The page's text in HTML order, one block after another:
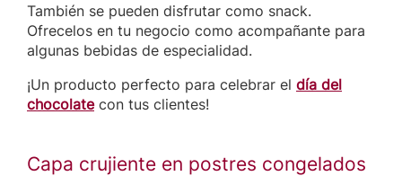
También se pueden disfrutar como snack.
Ofrecelos en tu negocio como acompañante para
algunas bebidas de especialidad.
¡Un producto perfecto para celebrar el día del
chocolatecon tus clientes!
Capa crujiente en postres congelados